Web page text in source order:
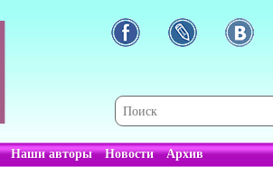
Наши авторы Новости Архив